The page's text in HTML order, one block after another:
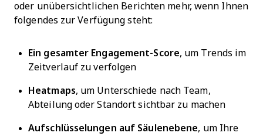
oder unübersichtlichen Berichten mehr, wenn Ihnen
folgendes zur Verfügung steht:
Ein gesamter Engagement-Score, um Trends im
Zeitverlauf zu verfolgen
Heatmaps, um Unterschiede nach Team,
Abteilung oder Standort sichtbar zu machen
Aufschlüsselungen auf Säulenebene, um Ihre